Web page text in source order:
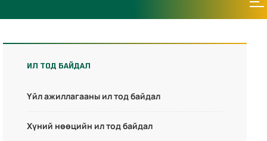
ИЛ ТОД БАЙДАЛ
Үйл ажиллагааны ил тод байдал
Хүний нөөцийн ил тод байдал